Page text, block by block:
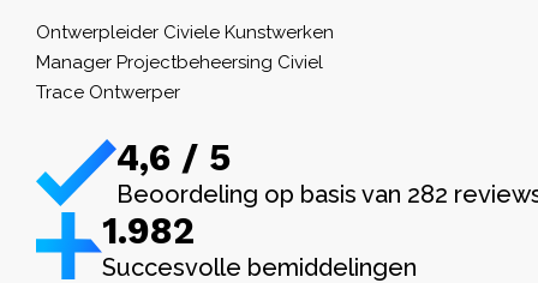
Ontwerpleider Civiele Kunstwerken
Manager Projectbeheersing Civiel
Trace Ontwerper
4,6 / 5
Beoordeling op basis van 282
1.982
Succesvolle bemiddelingen